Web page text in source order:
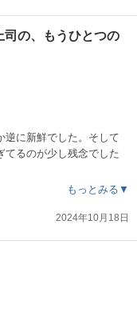
司の、もうひとつの
逆に新鮮でした。そして
てるのが少し残念でした
もっとみる▼
2024年10月18日